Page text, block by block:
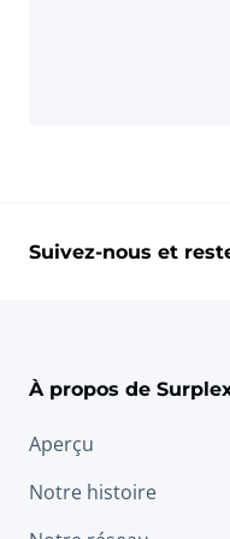
Suivez-nous et
À propos de
Aperçu
Notre histoire